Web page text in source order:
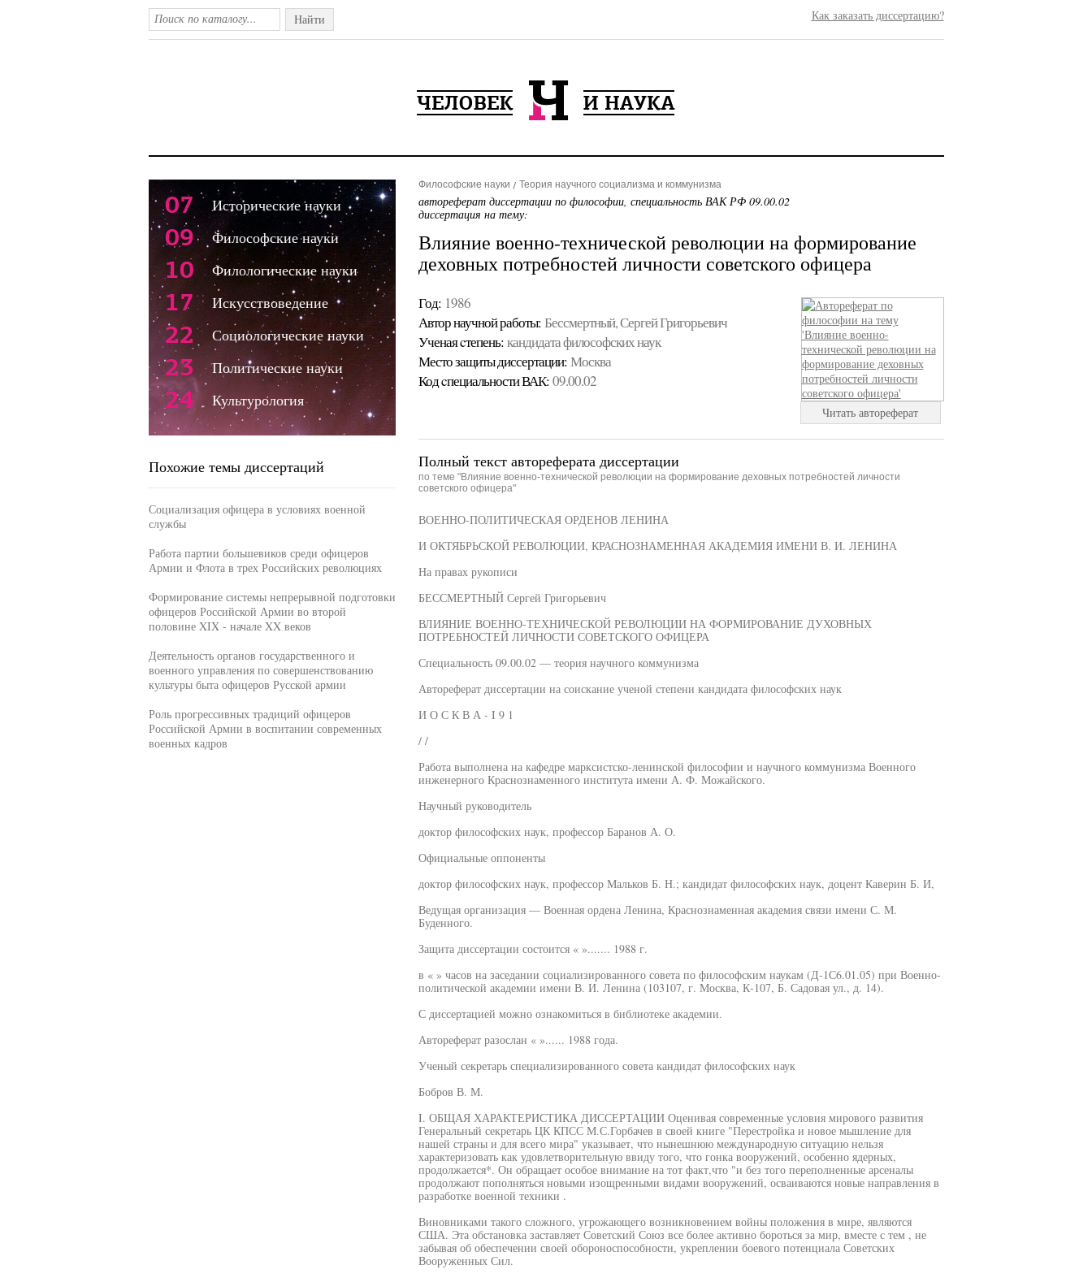
Найти Как заказать диссертацию?
Философские науки Теория научного социализма и коммунизма
автореферат диссертации по философии, специальность ВАК РФ 09.00.02
диссертация на тему:
Влияние военно-технической революции на формирование
деховных потребностей личности советского офицера
Год: 1986
Автор научной работы: Бессмертный, Сергей Григорьевич
Ученая cтепень: кандидата философских наук
Место защиты диссертации: Москва
Код cпециальности ВАК: 09.00.02
Читать автореферат
Полный текст автореферата диссертации
по теме "Влияние военно-технической революции на формирование деховных потребностей личности
советского офицера"
ВОЕННО-ПОЛИТИЧЕСКАЯ ОРДЕНОВ ЛЕНИНА
И ОКТЯБРЬСКОЙ РЕВОЛЮЦИИ, КРАСНОЗНАМЕННАЯ АКАДЕМИЯ ИМЕНИ В. И. ЛЕНИНА
На правах рукописи
БЕССМЕРТНЫЙ Сергей Григорьевич
ВЛИЯНИЕ ВОЕННО-ТЕХНИЧЕСКОЙ РЕВОЛЮЦИИ НА ФОРМИРОВАНИЕ ДУХОВНЫХ
ПОТРЕБНОСТЕЙ ЛИЧНОСТИ СОВЕТСКОГО ОФИЦЕРА
Специальность 09.00.02 — теория научного коммунизма
Автореферат диссертации на соискание ученой степени кандидата философских наук
И О С К В А - I 9 1
/ /
Работа выполнена на кафедре марксистско-ленинской философии и научного коммунизма Военного
инженерного Краснознаменного института имени А. Ф. Можайского.
Научный руководитель
доктор философских наук, профессор Баранов А. О.
Официальные оппоненты
доктор философских наук, профессор Мальков Б. Н.; кандидат философских наук, доцент Каверин Б. И,
Ведущая организация — Военная ордена Ленина, Краснознаменная академия связи имени С. М.
Буденного.
Защита диссертации состоится « »....... 1988 г.
в « » часов на заседании социализированного совета по философским наукам (Д-1С6.01.05) при Военно-
политической академии имени В. И. Ленина (103107, г. Москва, К-107, Б. Садовая ул., д. 14).
С диссертацией можно ознакомиться в библиотеке академии.
Автореферат разослан « »...... 1988 года.
Ученый секретарь специализированного совета кандидат философских наук
Бобров В. М.
I. ОБЩАЯ ХАРАКТЕРИСТИКА ДИССЕРТАЦИИ Оценивая современные условия мирового развития
Генеральный секретарь ЦК КПСС М.С.Горбачев в своей книге "Перестройка и новое мышление для
нашей страны и для всего мира" указывает, что нынешнюю международную ситуацию нельзя
характеризовать как удовлетворительную ввиду того, что гонка вооружений, особенно ядерных,
продолжается*. Он обращает особое внимание на тот факт,что "и без того переполненные арсеналы
продолжают пополняться новыми изощренными видами вооружений, осваиваются новые направления в
разработке военной техники .
Виновниками такого сложного, угрожающего возникновением войны положения в мире, являются
США. Эта обстановка заставляет Советский Союз все более активно бороться за мир, вместе с тем , не
забывая об обеспечении своей обороноспособности, укреплении боевого потенциала Советских
Вооруженных Сил.
07 Исторические науки
09 Философские науки
10 Филологические науки
17 Искусствоведение
22 Социологические науки
23 Политические науки
24 Культурология
Похожие темы диссертаций
Социализация офицера в условиях военной
службы
Работа партии большевиков среди офицеров
Армии и Флота в трех Российских революциях
Формирование системы непрерывной подготовки
офицеров Российской Армии во второй
половине XIX - начале XX веков
Деятельность органов государственного и
военного управления по совершенствованию
культуры быта офицеров Русской армии
Роль прогрессивных традиций офицеров
Российской Армии в воспитании современных
военных кадров